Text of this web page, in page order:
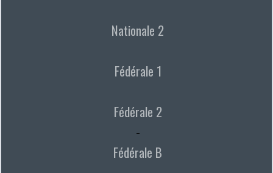
Nationale 2
Fédérale 1
Fédérale 2
-
Fédérale B